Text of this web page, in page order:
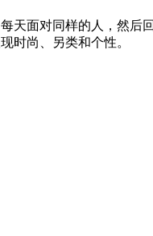
面对同样的人，然后
时尚、另类和个性。